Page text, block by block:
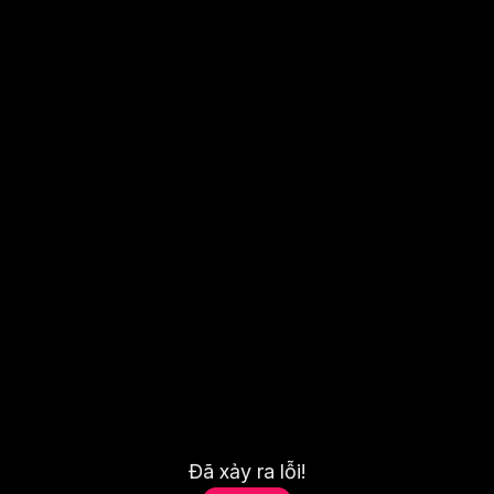
Đã xảy ra lỗi!